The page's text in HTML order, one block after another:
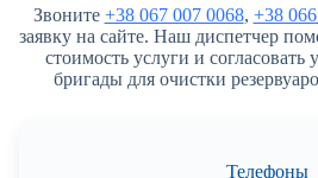
Звоните +38 067 007 0068, +38
заявку на сайте. Наш диспетчер
стоимость услуги и согласовать
бригады для очистки
Телефоны